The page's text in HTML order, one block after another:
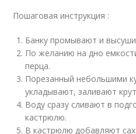
Пошаговая инструкция :
Банку промывают и
По желанию на дно
перца.
Порезанный небольшими
укладывают, заливают
Воду сразу сливают в
кастрюлю.
В кастрюлю добавляют